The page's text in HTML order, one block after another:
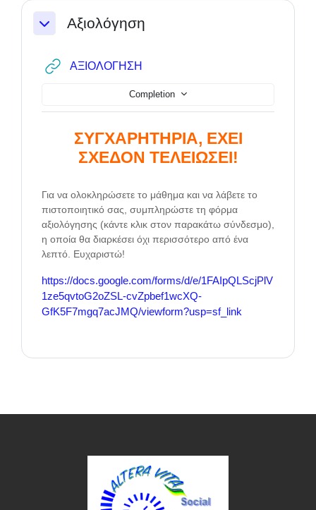
Collapse
Αξιολόγηση
ΑΞΙΟΛΟΓΗΣΗ
Completion
ΣΥΓΧΑΡΗΤΗΡΙΑ, ΕΧΕΙ
ΣΧΕΔΟΝ ΤΕΛΕΙΩΣΕΙ!
Για να ολοκληρώσετε το μάθημα και να λάβετε το
πιστοποιητικό σας, συμπληρώστε τη φόρμα
αξιολόγησης (κάντε κλικ στον παρακάτω σύνδεσμο),
η οποία θα διαρκέσει όχι περισσότερο από ένα
λεπτό. Ευχαριστώ!
https://docs.google.com/forms/d/e/1FAIpQLScjPlV
1ze5qvtoG2oZSL-cvZpbef1wcXQ-
GfK5F7mgq7acJMQ/viewform?usp=sf_link